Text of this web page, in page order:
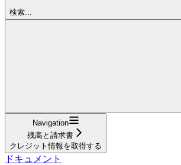
検索...
Navigation
残高と請求書
クレジット情報を取得する
ドキュメント